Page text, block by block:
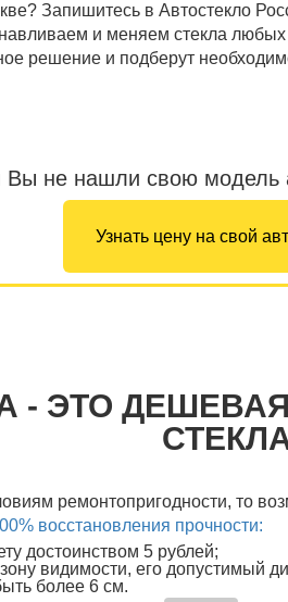
Запишитесь в Автостекло
и меняем стекла
решение и подберут
Вы не нашли свою модель
Узнать цену на свой
- ЭТО
ремонтопригодности, то
восстановления прочности:
достоинством 5 рублей;
видимости, его допустимый
более 6 см.